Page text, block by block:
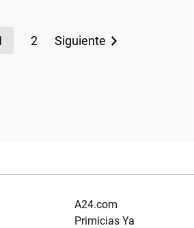
2 Siguiente
A24.com
Primicias Ya